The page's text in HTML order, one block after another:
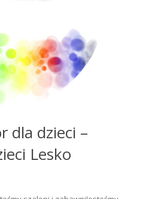
dla dzieci –
Lesko